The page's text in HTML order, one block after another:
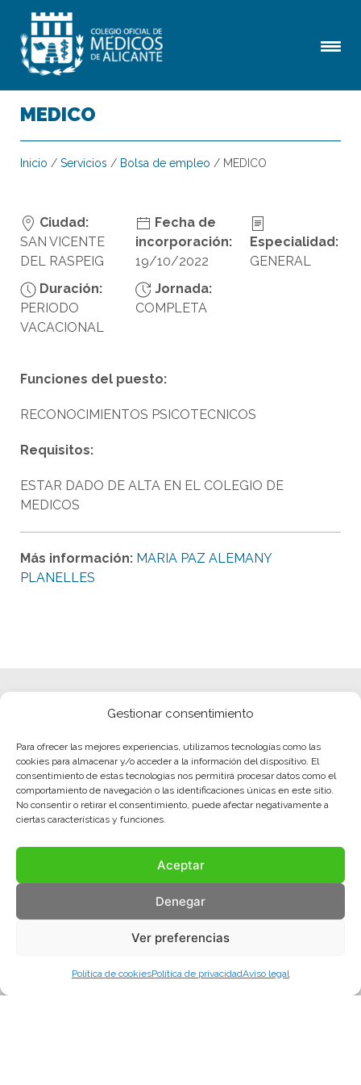
Gestionar consentimiento
Para ofrecer las mejores experiencias, utilizamos tecnologías como las
cookies para almacenar y/o acceder a la información del dispositivo. El
consentimiento de estas tecnologías nos permitirá procesar datos como el
comportamiento de navegación o las identificaciones únicas en este sitio.
No consentir o retirar el consentimiento, puede afectar negativamente a
ciertas características y funciones.
Aceptar
Denegar
Ver preferencias
Política de cookiesPolítica de privacidadAviso legal
MEDICO
Inicio / Servicios / Bolsa de empleo / MEDICO
Ciudad:
SAN VICENTE
DEL RASPEIG
Fecha de
incorporación:
19/10/2022
Especialidad:
GENERAL
Duración:
PERIODO
VACACIONAL
Jornada:
COMPLETA
Funciones del puesto:
RECONOCIMIENTOS PSICOTECNICOS
Requisitos:
ESTAR DADO DE ALTA EN EL COLEGIO DE
MEDICOS
Más información: MARIA PAZ ALEMANY
PLANELLES